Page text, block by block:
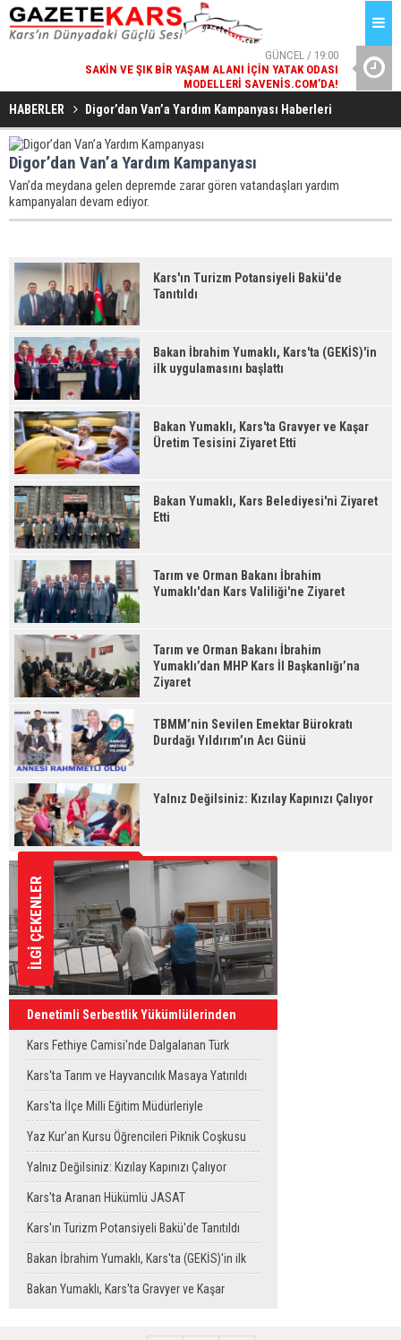
GÜNCEL / 19:00
SAKIN VE ŞIK BIR YAŞAM ALANI İÇIN YATAK ODASI
MODELLERI SAVENIS.COM’DA!
KARS'IN TURIZM POTANSIYELI BAKÜ'DE TANITILDI
HABERLER Digor’dan Van’a Yardım Kampanyası Haberleri
Digor’dan Van’a Yardım Kampanyası
Van’da meydana gelen depremde zarar gören vatandaşları yardım
kampanyaları devam ediyor.
Kars'ın Turizm Potansiyeli Bakü'de
Tanıtıldı
Bakan İbrahim Yumaklı, Kars'ta (GEKİS)'in
ilk uygulamasını başlattı
Bakan Yumaklı, Kars'ta Gravyer ve Kaşar
Üretim Tesisini Ziyaret Etti
Bakan Yumaklı, Kars Belediyesi'ni Ziyaret
Etti
Tarım ve Orman Bakanı İbrahim
Yumaklı'dan Kars Valiliği'ne Ziyaret
Tarım ve Orman Bakanı İbrahim
Yumaklı’dan MHP Kars İl Başkanlığı’na
Ziyaret
TBMM’nin Sevilen Emektar Bürokratı
Durdağı Yıldırım’ın Acı Günü
Yalnız Değilsiniz: Kızılay Kapınızı Çalıyor
İLGİ ÇEKENLER
Denetimli Serbestlik Yükümlülerinden
Okula Temizlik Desteği
Kars Fethiye Camisi'nde Dalgalanan Türk
Bayrağı Görenlerin Beğenisini Topladı
Kars'ta Tarım ve Hayvancılık Masaya Yatırıldı
Kars'ta İlçe Milli Eğitim Müdürleriyle
Değerlendirme Toplantısı
Yaz Kur'an Kursu Öğrencileri Piknik Coşkusu
Yaşadı
Yalnız Değilsiniz: Kızılay Kapınızı Çalıyor
Kars'ta Aranan Hükümlü JASAT
Operasyonuyla Yakalandı
Kars'ın Turizm Potansiyeli Bakü'de Tanıtıldı
Bakan İbrahim Yumaklı, Kars'ta (GEKİS)'in ilk
uygulamasını başlattı
Bakan Yumaklı, Kars'ta Gravyer ve Kaşar